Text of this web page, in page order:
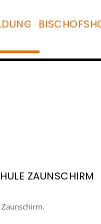
SALZBURG
ZAUNSCHIRM